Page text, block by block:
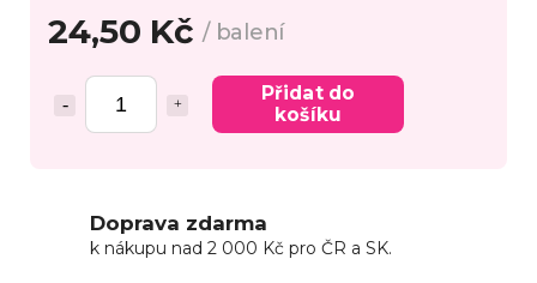
24,50 Kč/ balení
Přidat do
košíku
Doprava zdarma
k nákupu nad 2 000 Kč pro ČR a SK.